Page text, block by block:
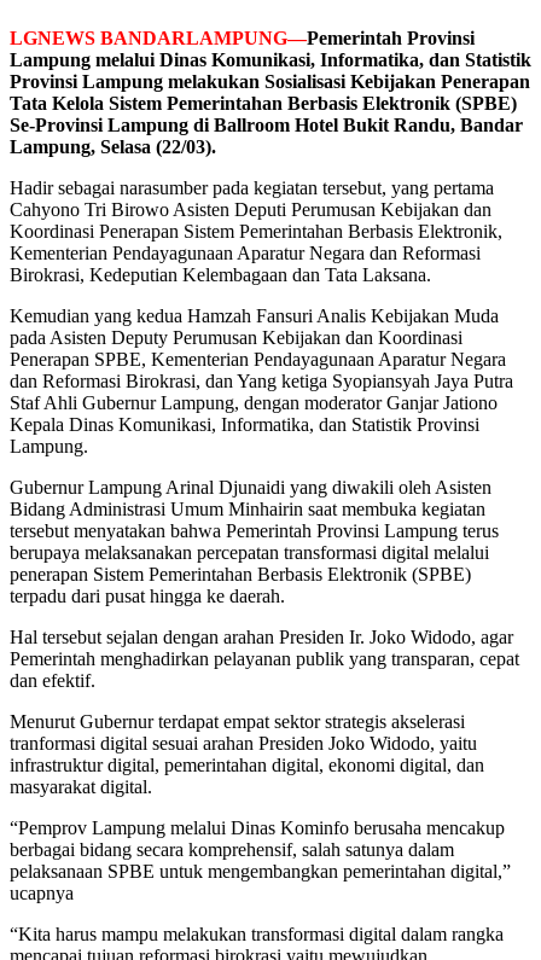
LGNEWS BANDARLAMPUNG—Pemerintah Provinsi
Lampung melalui Dinas Komunikasi, Informatika, dan Statistik
Provinsi Lampung melakukan Sosialisasi Kebijakan Penerapan
Tata Kelola Sistem Pemerintahan Berbasis Elektronik (SPBE)
Se-Provinsi Lampung di Ballroom Hotel Bukit Randu, Bandar
Lampung, Selasa (22/03).
Hadir sebagai narasumber pada kegiatan tersebut, yang pertama
Cahyono Tri Birowo Asisten Deputi Perumusan Kebijakan dan
Koordinasi Penerapan Sistem Pemerintahan Berbasis Elektronik,
Kementerian Pendayagunaan Aparatur Negara dan Reformasi
Birokrasi, Kedeputian Kelembagaan dan Tata Laksana.
Kemudian yang kedua Hamzah Fansuri Analis Kebijakan Muda
pada Asisten Deputy Perumusan Kebijakan dan Koordinasi
Penerapan SPBE, Kementerian Pendayagunaan Aparatur Negara
dan Reformasi Birokrasi, dan Yang ketiga Syopiansyah Jaya Putra
Staf Ahli Gubernur Lampung, dengan moderator Ganjar Jationo
Kepala Dinas Komunikasi, Informatika, dan Statistik Provinsi
Lampung.
Gubernur Lampung Arinal Djunaidi yang diwakili oleh Asisten
Bidang Administrasi Umum Minhairin saat membuka kegiatan
tersebut menyatakan bahwa Pemerintah Provinsi Lampung terus
berupaya melaksanakan percepatan transformasi digital melalui
penerapan Sistem Pemerintahan Berbasis Elektronik (SPBE)
terpadu dari pusat hingga ke daerah.
Hal tersebut sejalan dengan arahan Presiden Ir. Joko Widodo, agar
Pemerintah menghadirkan pelayanan publik yang transparan, cepat
dan efektif.
Menurut Gubernur terdapat empat sektor strategis akselerasi
tranformasi digital sesuai arahan Presiden Joko Widodo, yaitu
infrastruktur digital, pemerintahan digital, ekonomi digital, dan
masyarakat digital.
“Pemprov Lampung melalui Dinas Kominfo berusaha mencakup
berbagai bidang secara komprehensif, salah satunya dalam
pelaksanaan SPBE untuk mengembangkan pemerintahan digital,”
ucapnya
“Kita harus mampu melakukan transformasi digital dalam rangka